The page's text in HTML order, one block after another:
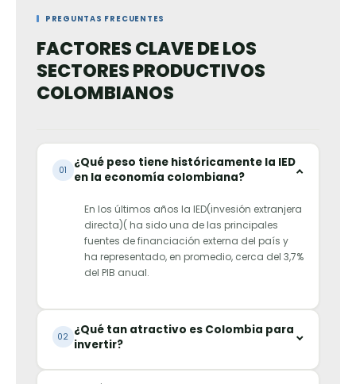
QUÍMICOS Y CIENCIAS DE LA